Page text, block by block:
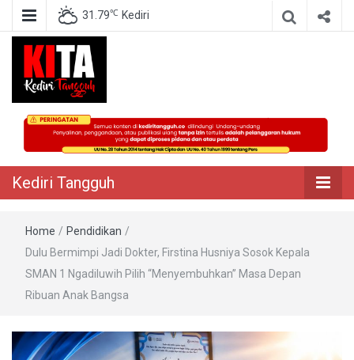
31.79℃ Kediri
Kediri Tangguh
Berita Akurat Terpercaya
Kediri Tangguh
Home / Pendidikan /
Dulu Bermimpi Jadi Dokter, Firstina Husniya Sosok Kepala
SMAN 1 Ngadiluwih Pilih “Menyembuhkan” Masa Depan
Ribuan Anak Bangsa